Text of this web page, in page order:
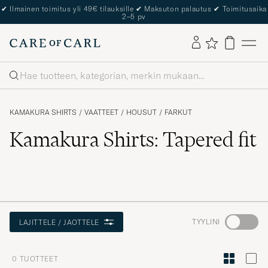
✔ Ilmainen toimitus yli 49€ tilauksille ✔ Maksuton palautus ✔ Toimitusaika
2–5 pv
Haku
KAMAKURA SHIRTS / VAATTEET / HOUSUT / FARKUT
Kamakura Shirts: Tapered fit
LAJITTELE / JAOTTELE TYYLINI
Aktivoi
tyylini
0 TUOTTEET